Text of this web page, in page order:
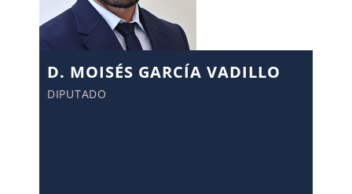
D. MOISÉS GARCÍA VADILLO
DIPUTADO